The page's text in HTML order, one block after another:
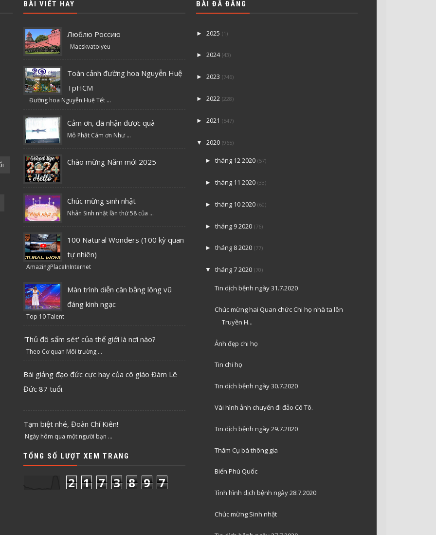
BÀI VIẾT HAY
Люблю Россию
Macskvatoiyeu
Toàn cảnh đường hoa Nguyễn Huệ
TpHCM
Đường hoa Nguyễn Huệ Tết ...
Cảm ơn, đã nhận được quà
Mô Phật Cám ơn Như ...
Chào mừng Năm mới 2025
Chúc mừng sinh nhật
Nhân Sinh nhật lần thứ 58 của ...
100 Natural Wonders (100 kỳ quan
tự nhiên)
AmazingPlaceInInternet
Màn trình diễn cân bằng lông vũ
đáng kinh ngạc
Top 10 Talent
'Thủ đô sấm sét' của thế giới là nơi nào?
Theo Cơ quan Môi trường ...
Bài giảng đạo đức cực hay của cô giáo Đàm Lê
Đức 87 tuổi.
Tạm biệt nhé, Đoàn Chí Kiên!
Ngày hôm qua một người bạn ...
TỔNG SỐ LƯỢT XEM TRANG
2 1 7 3 8 9 7
BÀI ĐÃ ĐĂNG
► 2025 (1)
► 2024 (43)
► 2023 (746)
► 2022 (228)
► 2021 (547)
▼ 2020 (965)
► tháng 12 2020 (57)
► tháng 11 2020 (33)
► tháng 10 2020 (60)
► tháng 9 2020 (76)
► tháng 8 2020 (77)
▼ tháng 7 2020 (70)
Tin dịch bệnh ngày 31.7.2020
Chúc mừng hai Quan chức Chi họ nhà ta lên
Truyền H...
Ảnh đẹp chi họ
Tin chi họ
Tin dịch bệnh ngày 30.7.2020
Vài hình ảnh chuyến đi đảo Cô Tô.
Tin dịch bệnh ngày 29.7.2020
Thăm Cụ bà thông gia
Biển Phú Quốc
Tình hình dịch bệnh ngày 28.7.2020
Chúc mừng Sinh nhật